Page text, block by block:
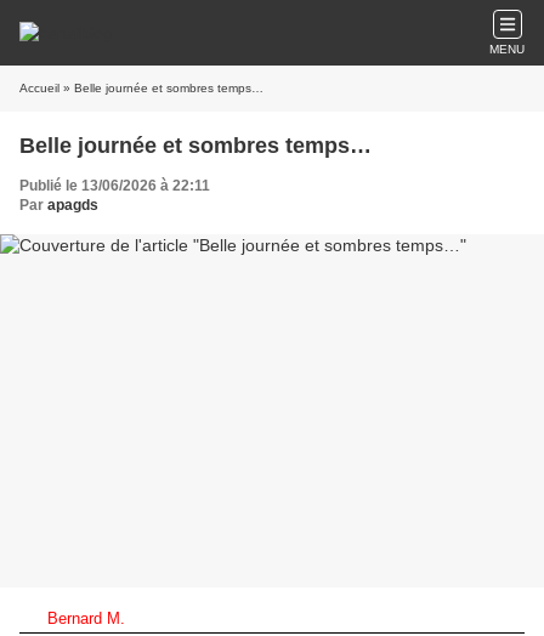
MENU
Accueil » Belle journée et sombres temps…
Belle journée et sombres temps…
Publié le 13/06/2026 à 22:11
Par apagds
Bernard M.